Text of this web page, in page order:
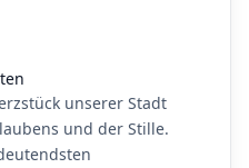
unserer Stadt
und der Stille.